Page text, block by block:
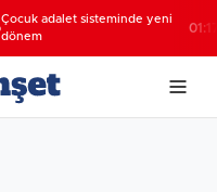
Çocuk adalet sisteminde yeni
dönem
01:17